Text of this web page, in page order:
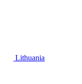
Lithuania